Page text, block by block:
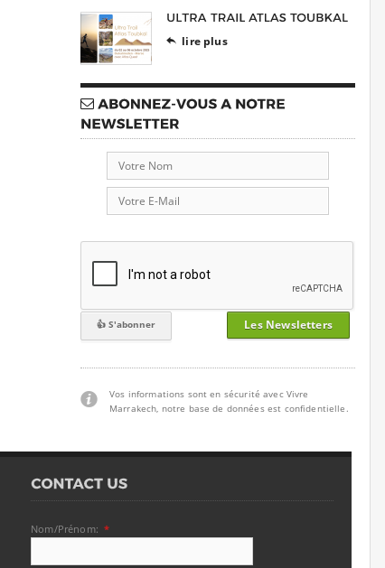
 lire plus
Les Newsletters
Vos informations sont en sécurité avec Vivre
Marrakech, notre base de données est confidentielle.
Nom/Prénom: *